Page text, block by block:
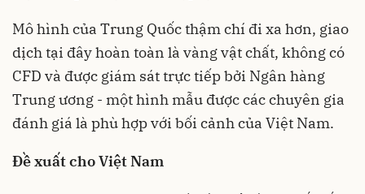
Mô hình của Trung Quốc thậm chí đi xa hơn, giao
dịch tại đây hoàn toàn là vàng vật chất, không có
CFD và được giám sát trực tiếp bởi Ngân hàng
Trung ương - một hình mẫu được các chuyên gia
đánh giá là phù hợp với bối cảnh của Việt Nam.
Đề xuất cho Việt Nam